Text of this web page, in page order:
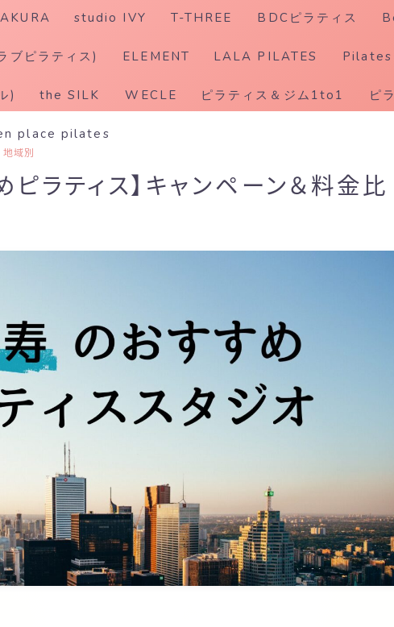
ホットピラティス
studio IVY T-THREE BDCピラティス
ブピラティス) ELEMENT LALA PILATES Pilates
) the SILK WECLE ピラティス＆ジム1to1 ピ
place pilates
地域別
ピラティス】キャンペーン＆料金比